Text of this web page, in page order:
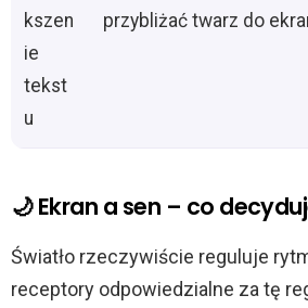
kszen
ie
tekst
u
przybliżać twarz do
🌙 Ekran a sen – co
Światło rzeczywiście reguluje
receptory odpowiedzialne za tę